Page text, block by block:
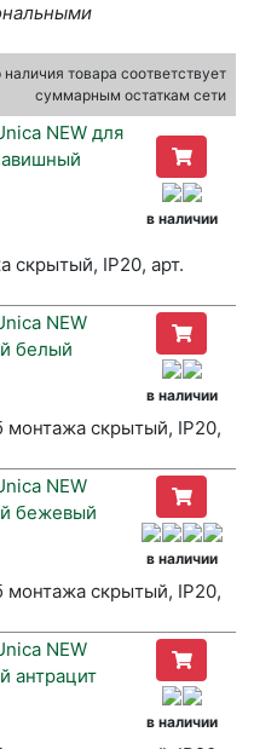
товара соответствует
суммарным остаткам сети
NEW для
в наличии
скрытый, IP20, арт.
NEW
белый
в наличии
монтажа скрытый, IP20,
NEW
бежевый
в наличии
монтажа скрытый, IP20,
NEW
антрацит
в наличии